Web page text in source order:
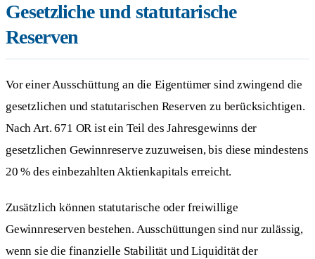
Gesetzliche und statutarische
Reserven
Vor einer Ausschüttung an die Eigentümer sind zwingend die
gesetzlichen und statutarischen Reserven zu berücksichtigen.
Nach Art. 671 OR ist ein Teil des Jahresgewinns der
gesetzlichen Gewinnreserve zuzuweisen, bis diese mindestens
20 % des einbezahlten Aktienkapitals erreicht.
Zusätzlich können statutarische oder freiwillige
Gewinnreserven bestehen. Ausschüttungen sind nur zulässig,
wenn sie die finanzielle Stabilität und Liquidität der